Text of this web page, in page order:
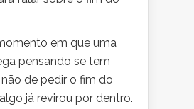
em que uma
pensando se tem
de pedir o fim do
já revirou por dentro.